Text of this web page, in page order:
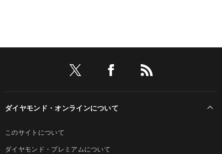
ダイヤモンド・オンラインについて
このサイトについて
ダイヤモンド・プレミアムについて